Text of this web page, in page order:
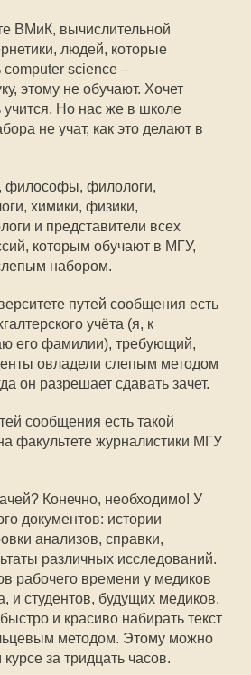
ВМиК, вычислительной
людей, которые
science –
этому не обучают. Хочет
учится. Но нас же в школе
не учат, как это делают в
философы, филологи,
химики, физики,
и представители всех
которым обучают в МГУ,
набором.
путей сообщения есть
учёта (я, к
его фамилии), требующий,
овладели слепым методом
он разрешает сдавать зачет.
сообщения есть такой
факультете журналистики МГУ
Конечно, необходимо! У
документов: истории
анализов, справки,
различных исследований.
рабочего времени у медиков
и студентов, будущих медиков,
и красиво набирать текст
методом. Этому можно
за тридцать часов.